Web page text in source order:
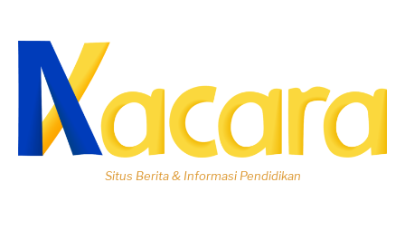
konten
Situs Berita & Informasi Pendidikan